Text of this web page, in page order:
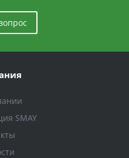
SMAY